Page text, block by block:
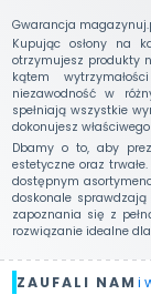
Gwarancja
Kupując osłony na
otrzymujesz produkty
kątem
niezawodność w
spełniają wszystkie
dokonujesz
Dbamy o to, aby
estetyczne oraz
dostępnym
doskonale
zapoznania się z
rozwiązanie idealne
ZAUFALI NAM i